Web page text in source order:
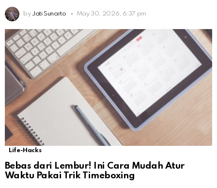
by Jati Sunarto May 30, 2026, 6:37 pm
Life-Hacks
Bebas dari Lembur! Ini Cara Mudah Atur
Waktu Pakai Trik Timeboxing